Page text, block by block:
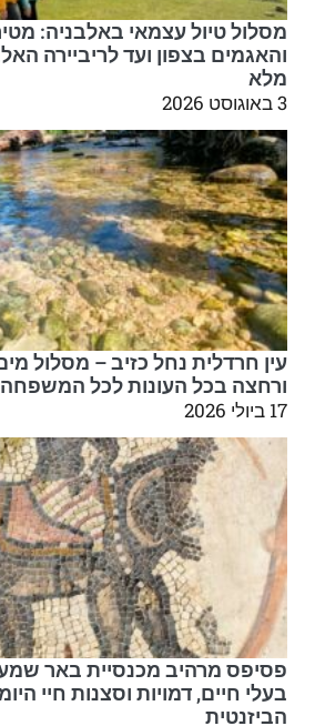
מסלול טיול עצמאי באלבניה:
והאגמים בצפון ועד לריביירה
מלא
3 באוגוסט 2026
עין חרדלית נחל כזיב – מסלול
ורחצה בכל העונות לכל המשפחה
17 ביולי 2026
פסיפס מרהיב מכנסיית באר
בעלי חיים, דמויות וסצנות חיי
הביזנטית